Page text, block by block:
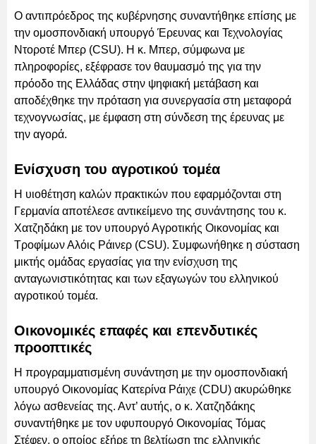
Ο αντιπρόεδρος της κυβέρνησης συναντήθηκε επίσης με
την ομοσπονδιακή υπουργό Έρευνας και Τεχνολογίας
Ντοροτέ Μπερ (CSU). Η κ. Μπερ, σύμφωνα με
πληροφορίες, εξέφρασε τον θαυμασμό της για την
πρόοδο της Ελλάδας στην ψηφιακή μετάβαση και
αποδέχθηκε την πρόταση για συνεργασία στη μεταφορά
τεχνογνωσίας, με έμφαση στη σύνδεση της έρευνας με
την αγορά.
Ενίσχυση του αγροτικού τομέα
Η υιοθέτηση καλών πρακτικών που εφαρμόζονται στη
Γερμανία αποτέλεσε αντικείμενο της συνάντησης του κ.
Χατζηδάκη με τον υπουργό Αγροτικής Οικονομίας και
Τροφίμων Αλόις Ράινερ (CSU). Συμφωνήθηκε η σύσταση
μικτής ομάδας εργασίας για την ενίσχυση της
ανταγωνιστικότητας και των εξαγωγών του ελληνικού
αγροτικού τομέα.
Οικονομικές επαφές και επενδυτικές
προοπτικές
Η προγραμματισμένη συνάντηση με την ομοσπονδιακή
υπουργό Οικονομίας Κατερίνα Ράιχε (CDU) ακυρώθηκε
λόγω ασθενείας της. Αντ’ αυτής, ο κ. Χατζηδάκης
συναντήθηκε με τον υφυπουργό Οικονομίας Τόμας
Στέφεν, ο οποίος εξήρε τη βελτίωση της ελληνικής